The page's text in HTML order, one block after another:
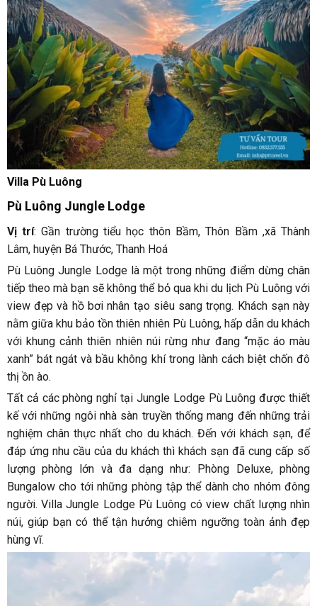
Villa Pù Luông
Pù Luông Jungle Lodge
Vị trí: Gần trường tiểu học thôn Bầm, Thôn Bầm ,xã Thành
Lâm, huyện Bá Thước, Thanh Hoá
Pù Luông Jungle Lodge là một trong những điểm dừng chân
tiếp theo mà bạn sẽ không thể bỏ qua khi du lịch Pù Luông với
view đẹp và hồ bơi nhân tạo siêu sang trọng. Khách sạn này
nằm giữa khu bảo tồn thiên nhiên Pù Luông, hấp dẫn du khách
với khung cảnh thiên nhiên núi rừng như đang “mặc áo màu
xanh” bát ngát và bầu không khí trong lành cách biệt chốn đô
thị ồn ào.
Tất cả các phòng nghỉ tại Jungle Lodge Pù Luông được thiết
kế với những ngôi nhà sàn truyền thống mang đến những trải
nghiệm chân thực nhất cho du khách. Đến với khách sạn, để
đáp ứng nhu cầu của du khách thì khách sạn đã cung cấp số
lượng phòng lớn và đa dạng như: Phòng Deluxe, phòng
Bungalow cho tới những phòng tập thể dành cho nhóm đông
người. Villa Jungle Lodge Pù Luông có view chất lượng nhìn
núi, giúp bạn có thể tận hưởng chiêm ngưỡng toàn ảnh đẹp
hùng vĩ.